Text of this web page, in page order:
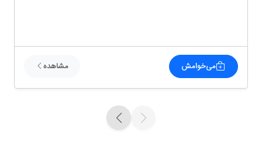
می‌خوامش مشاهده